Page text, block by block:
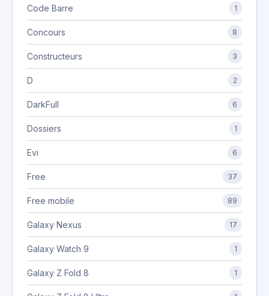
Code Barre 1
Concours 8
Constructeurs 3
D 2
DarkFull 6
Dossiers 1
Evi 6
Free 37
Free mobile 89
Galaxy Nexus 17
Galaxy Watch 9 1
Galaxy Z Fold 8 1